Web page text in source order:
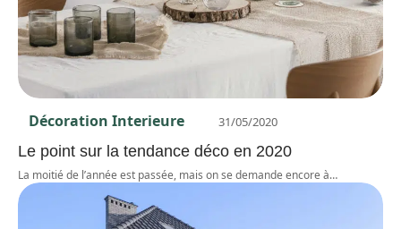
Décoration Interieure 31/05/2020
Le point sur la tendance déco en 2020
La moitié de l’année est passée, mais on se demande encore à…